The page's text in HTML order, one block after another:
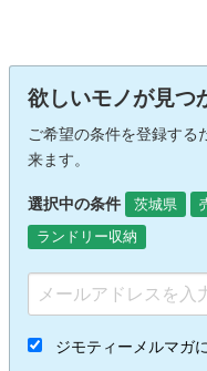
欲しいモノが見つ
ご希望の条件を登録する
来ます。
選択中の条件 茨城県
ランドリー収納
ジモティーメルマガ